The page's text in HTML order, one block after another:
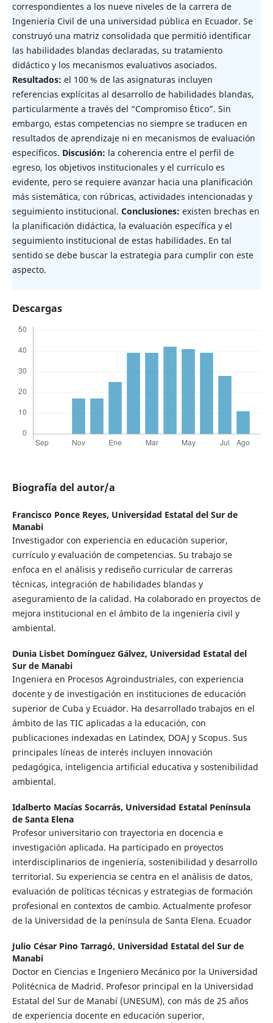
correspondientes a los nueve niveles de la carrera de
Ingeniería Civil de una universidad pública en Ecuador. Se
construyó una matriz consolidada que permitió identificar
las habilidades blandas declaradas, su tratamiento
didáctico y los mecanismos evaluativos asociados.
Resultados: el 100 % de las asignaturas incluyen
referencias explícitas al desarrollo de habilidades blandas,
particularmente a través del “Compromiso Ético”. Sin
embargo, estas competencias no siempre se traducen en
resultados de aprendizaje ni en mecanismos de evaluación
específicos. Discusión: la coherencia entre el perfil de
egreso, los objetivos institucionales y el currículo es
evidente, pero se requiere avanzar hacia una planificación
más sistemática, con rúbricas, actividades intencionadas y
seguimiento institucional. Conclusiones: existen brechas en
la planificación didáctica, la evaluación específica y el
seguimiento institucional de estas habilidades. En tal
sentido se debe buscar la estrategia para cumplir con este
aspecto.
Descargas
Biografía del autor/a
Francisco Ponce Reyes, Universidad Estatal del Sur de
Manabi
Investigador con experiencia en educación superior,
currículo y evaluación de competencias. Su trabajo se
enfoca en el análisis y rediseño curricular de carreras
técnicas, integración de habilidades blandas y
aseguramiento de la calidad. Ha colaborado en proyectos de
mejora institucional en el ámbito de la ingeniería civil y
ambiental.
Dunia Lisbet Domínguez Gálvez, Universidad Estatal del
Sur de Manabi
Ingeniera en Procesos Agroindustriales, con experiencia
docente y de investigación en instituciones de educación
superior de Cuba y Ecuador. Ha desarrollado trabajos en el
ámbito de las TIC aplicadas a la educación, con
publicaciones indexadas en Latindex, DOAJ y Scopus. Sus
principales líneas de interés incluyen innovación
pedagógica, inteligencia artificial educativa y sostenibilidad
ambiental.
Idalberto Macías Socarrás, Universidad Estatal Península
de Santa Elena
Profesor universitario con trayectoria en docencia e
investigación aplicada. Ha participado en proyectos
interdisciplinarios de ingeniería, sostenibilidad y desarrollo
territorial. Su experiencia se centra en el análisis de datos,
evaluación de políticas técnicas y estrategias de formación
profesional en contextos de cambio. Actualmente profesor
de la Universidad de la península de Santa Elena. Ecuador
Julio César Pino Tarragó, Universidad Estatal del Sur de
Manabi
Doctor en Ciencias e Ingeniero Mecánico por la Universidad
Politécnica de Madrid. Profesor principal en la Universidad
Estatal del Sur de Manabí (UNESUM), con más de 25 años
de experiencia docente en educación superior,